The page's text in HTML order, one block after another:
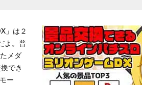
」は２
よ。普
メダ
でき
ー